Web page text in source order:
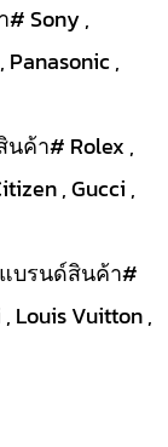
Sony ,
Panasonic ,
ค้า# Rolex ,
, Gucci ,
บรนด์สินค้า#
, Louis Vuitton ,